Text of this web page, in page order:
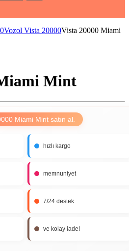
Vozol Vista 20000Vista 20000 Miami
Mint
Miami Mint satın al.
hızlı kargo
memnuniyet
7/24 destek
ve kolay iade!